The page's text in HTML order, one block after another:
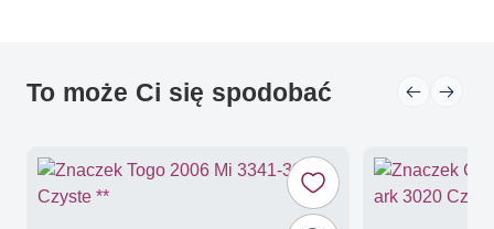
To może Ci się spodobać